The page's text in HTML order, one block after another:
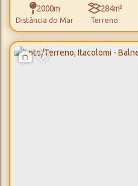
2000m
Distância do Mar Terreno:
284m²
Lado Direito:
24m
Lado Esquerdo:
24m